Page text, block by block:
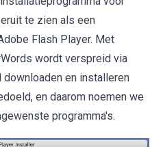
te zien als een
Flash Player. Met
wordt verspreid via
downloaden en installeren
en daarom noemen we
programma's.